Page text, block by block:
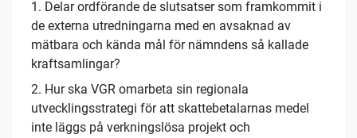
1. Delar ordförande de slutsatser som framkommit i
de externa utredningarna med en avsaknad av
mätbara och kända mål för nämndens så kallade
kraftsamlingar?
2. Hur ska VGR omarbeta sin regionala
utvecklingsstrategi för att skattebetalarnas medel
inte läggs på verkningslösa projekt och